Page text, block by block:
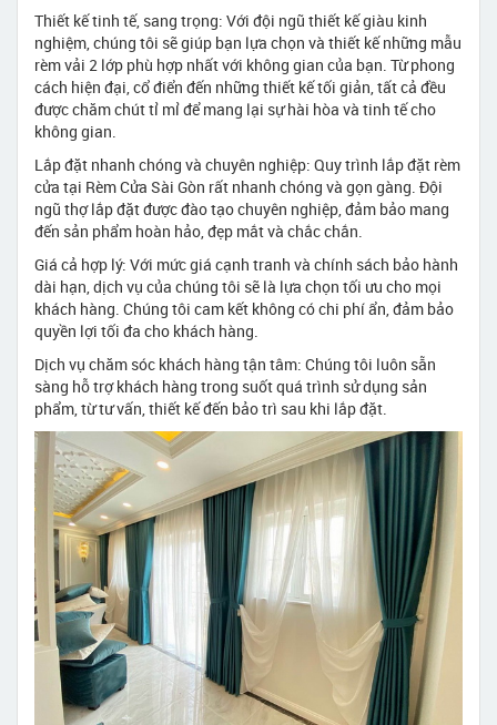
Thiết kế tinh tế, sang trọng: Với đội ngũ thiết kế giàu kinh
nghiệm, chúng tôi sẽ giúp bạn lựa chọn và thiết kế những mẫu
rèm vải 2 lớp phù hợp nhất với không gian của bạn. Từ phong
cách hiện đại, cổ điển đến những thiết kế tối giản, tất cả đều
được chăm chút tỉ mỉ để mang lại sự hài hòa và tinh tế cho
không gian.
Lắp đặt nhanh chóng và chuyên nghiệp: Quy trình lắp đặt rèm
cửa tại Rèm Cửa Sài Gòn rất nhanh chóng và gọn gàng. Đội
ngũ thợ lắp đặt được đào tạo chuyên nghiệp, đảm bảo mang
đến sản phẩm hoàn hảo, đẹp mắt và chắc chắn.
Giá cả hợp lý: Với mức giá cạnh tranh và chính sách bảo hành
dài hạn, dịch vụ của chúng tôi sẽ là lựa chọn tối ưu cho mọi
khách hàng. Chúng tôi cam kết không có chi phí ẩn, đảm bảo
quyền lợi tối đa cho khách hàng.
Dịch vụ chăm sóc khách hàng tận tâm: Chúng tôi luôn sẵn
sàng hỗ trợ khách hàng trong suốt quá trình sử dụng sản
phẩm, từ tư vấn, thiết kế đến bảo trì sau khi lắp đặt.